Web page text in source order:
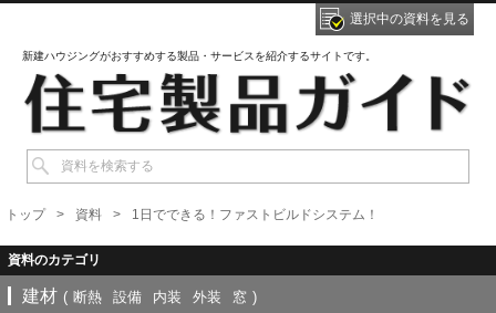
新建ハウジングがおすすめする製品・サービスを紹介するサイトです。
選択中の資料を見る
トップ 資料 1日でできる！ファストビルドシステム！
建材 ( 断熱 設備 内装 外装 窓 )